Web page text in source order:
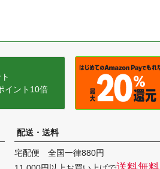
イント10倍
配送・送料
宅配便 全国一律880円